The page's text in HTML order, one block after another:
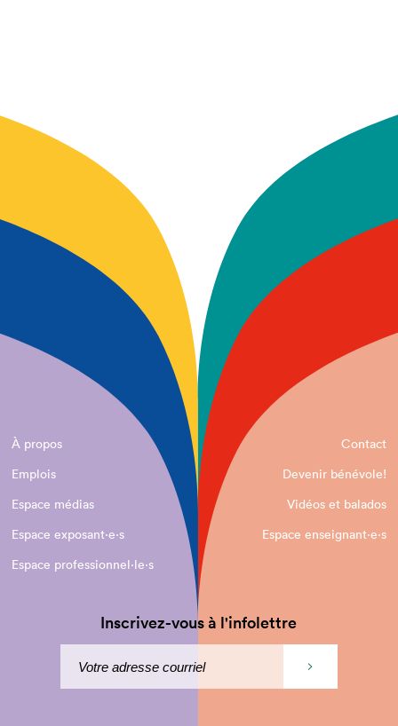
À propos
Contact
Emplois
Devenir bénévole!
Espace médias
Vidéos et balados
Espace exposant·e⋅s
Espace enseignant·e⋅s
Espace professionnel·le⋅s
Inscrivez-vous à l'infolettre